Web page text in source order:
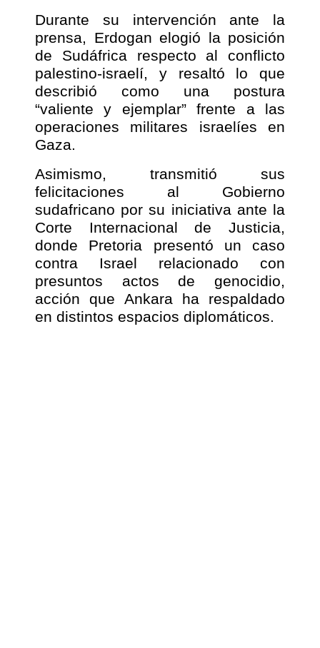
Durante su intervención ante la
prensa, Erdogan elogió la posición
de Sudáfrica respecto al conflicto
palestino-israelí, y resaltó lo que
describió como una postura
“valiente y ejemplar” frente a las
operaciones militares israelíes en
Gaza.
Asimismo, transmitió sus
felicitaciones al Gobierno
sudafricano por su iniciativa ante la
Corte Internacional de Justicia,
donde Pretoria presentó un caso
contra Israel relacionado con
presuntos actos de genocidio,
acción que Ankara ha respaldado
en distintos espacios diplomáticos.